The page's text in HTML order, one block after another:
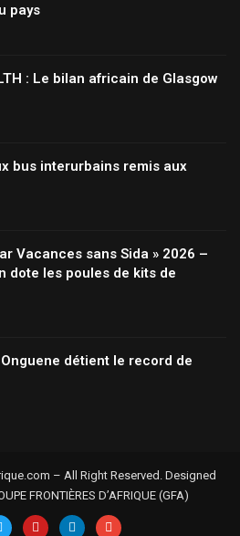
pays
: Le bilan africain de Glasgow
bus interurbains remis aux
Vacances sans Sida » 2026 –
dote les poules de kits de
Onguene détient le record de
– All Right Reserved. Designed
FRONTIÈRES D’AFRIQUE (GFA)